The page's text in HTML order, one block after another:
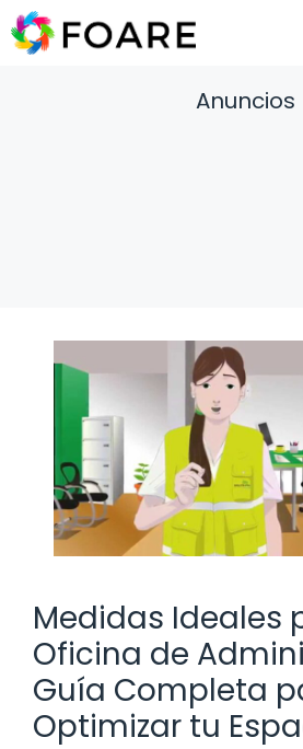
Saltar
al
Anuncios
Medidas Ideales
Oficina de
Guía Completa
Optimizar tu